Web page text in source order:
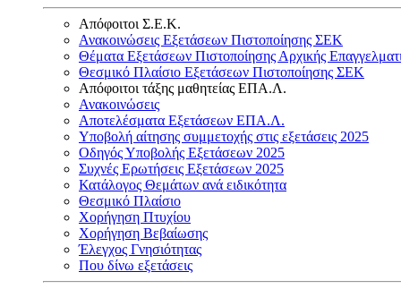
Απόφοιτοι Σ.Ε.Κ.
Ανακοινώσεις Εξετάσεων Πιστοποίησης ΣΕΚ
Θέματα Εξετάσεων Πιστοποίησης Αρχικής
Θεσμικό Πλαίσιο Εξετάσεων Πιστοποίησης ΣΕΚ
Απόφοιτοι τάξης μαθητείας ΕΠΑ.Λ.
Ανακοινώσεις
Αποτελέσματα Εξετάσεων ΕΠΑ.Λ.
Υποβολή αίτησης συμμετοχής στις εξετάσεις 2025
Οδηγός Υποβολής Εξετάσεων 2025
Συχνές Ερωτήσεις Εξετάσεων 2025
Κατάλογος Θεμάτων ανά ειδικότητα
Θεσμικό Πλαίσιο
Χορήγηση Πτυχίου
Χορήγηση Βεβαίωσης
Έλεγχος Γνησιότητας
Που δίνω εξετάσεις